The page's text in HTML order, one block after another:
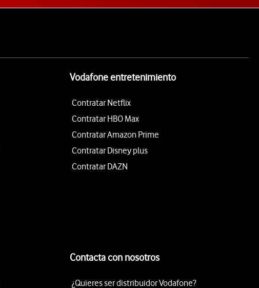
Vodafone entretenimiento
Contratar Netflix
Contratar HBO Max
Contratar Amazon Prime
Contratar Disney plus
Contratar DAZN
Contacta con nosotros
¿Quieres ser distribuidor Vodafone?